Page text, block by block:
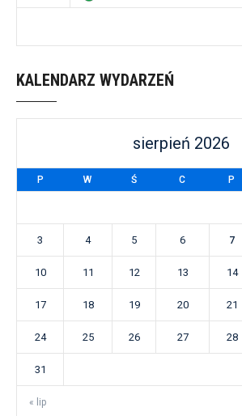
KALENDARZ WYDARZEŃ
sierpień 2026
P W Ś C P
« lip
3 4 5 6 7
10 11 12 13 14
17 18 19 20 21
24 25 26 27 28
31